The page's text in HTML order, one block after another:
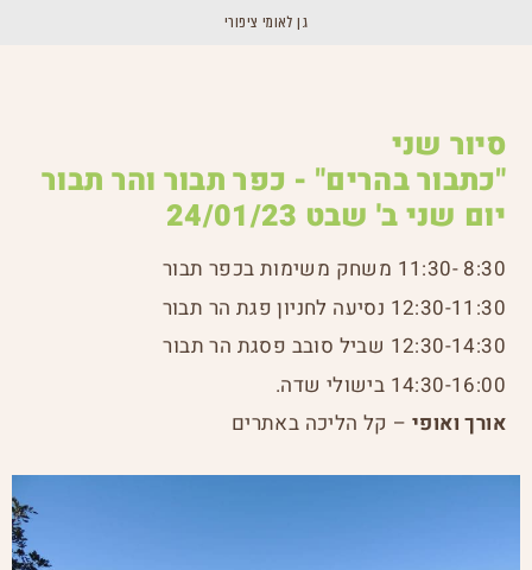
גן לאומי ציפורי
סיור שני
"כתבור בהרים" - כפר תבור והר תבור
יום שני ב' שבט 24/01/23
8:30 -11:30 משחק משימות בכפר תבור
12:30-11:30 נסיעה לחניון פגת הר תבור
12:30-14:30 שביל סובב פסגת הר תבור
14:30-16:00 בישולי שדה.
אורך ואופי – קל הליכה באתרים